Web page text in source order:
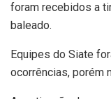
foram recebidos a
baleado.
Equipes do Siate
ocorrências, porém